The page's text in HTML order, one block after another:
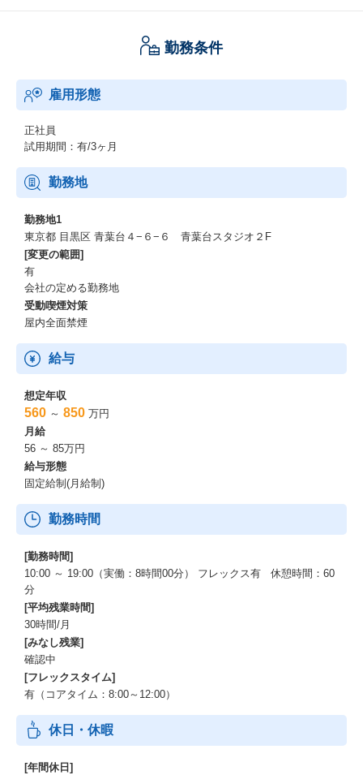
勤務条件
雇用形態
正社員
試用期間：有/3ヶ月
勤務地
勤務地1
東京都 目黒区 青葉台４−６−６ 青葉台スタジオ２F
[変更の範囲]
有
会社の定める勤務地
受動喫煙対策
屋内全面禁煙
給与
想定年収
560 ～ 850 万円
月給
56 ～ 85万円
給与形態
固定給制(月給制)
勤務時間
[勤務時間]
10:00 ～ 19:00（実働：8時間00分） フレックス有 休憩時間：60
分
[平均残業時間]
30時間/月
[みなし残業]
確認中
[フレックスタイム]
有（コアタイム：8:00～12:00）
休日・休暇
[年間休日]